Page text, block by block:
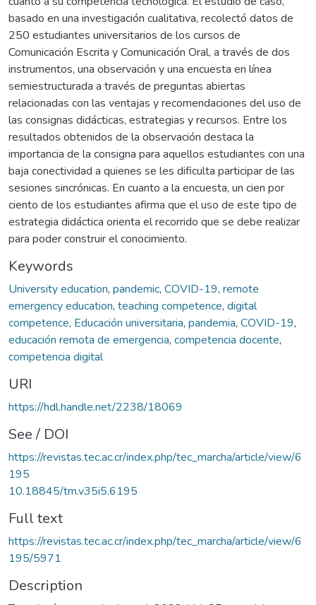
basado en una investigación cualitativa, recolectó datos de
250 estudiantes universitarios de los cursos de
Comunicación Escrita y Comunicación Oral, a través de dos
instrumentos, una observación y una encuesta en línea
semiestructurada a través de preguntas abiertas
relacionadas con las ventajas y recomendaciones del uso de
las consignas didácticas, estrategias y recursos. Entre los
resultados obtenidos de la observación destaca la
importancia de la consigna para aquellos estudiantes con una
baja conectividad a quienes se les dificulta participar de las
sesiones sincrónicas. En cuanto a la encuesta, un cien por
ciento de los estudiantes afirma que el uso de este tipo de
estrategia didáctica orienta el recorrido que se debe realizar
para poder construir el conocimiento.
Keywords
University education, pandemic, COVID-19, remote
emergency education, teaching competence, digital
competence, Educación universitaria, pandemia, COVID-19,
educación remota de emergencia, competencia docente,
competencia digital
URI
https://hdl.handle.net/2238/18069
See / DOI
https://revistas.tec.ac.cr/index.php/tec_marcha/article/view/6
195
10.18845/tm.v35i5.6195
Full text
https://revistas.tec.ac.cr/index.php/tec_marcha/article/view/6
195/5971
Description